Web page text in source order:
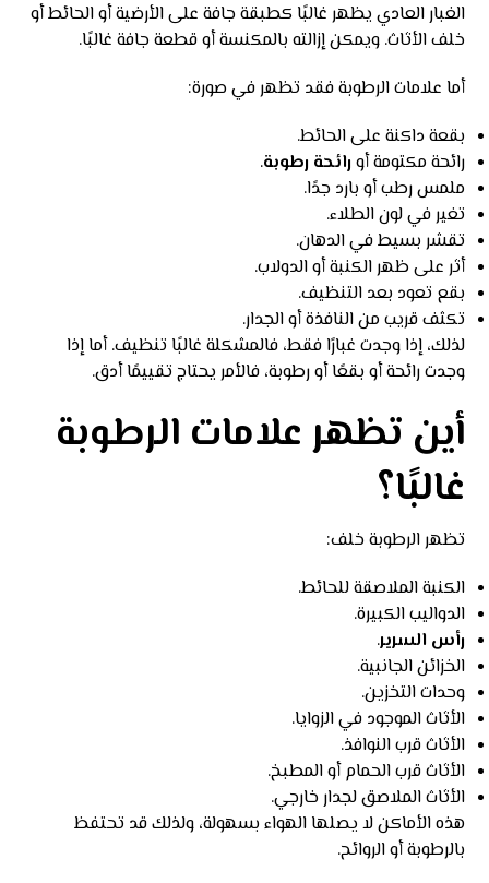
الغبار العادي يظهر غالبًا كطبقة جافة على الأرضية أو الحائط أو
خلف الأثاث. ويمكن إزالته بالمكنسة أو قطعة جافة غالبًا.
أما علامات الرطوبة فقد تظهر في صورة:
بقعة داكنة على الحائط.
رائحة مكتومة أو رائحة رطوبة.
ملمس رطب أو بارد جدًا.
تغير في لون الطلاء.
تقشر بسيط في الدهان.
أثر على ظهر الكنبة أو الدولاب.
بقع تعود بعد التنظيف.
تكثف قريب من النافذة أو الجدار.
لذلك، إذا وجدت غبارًا فقط، فالمشكلة غالبًا تنظيف. أما إذا
وجدت رائحة أو بقعًا أو رطوبة، فالأمر يحتاج تقييمًا أدق.
أين تظهر علامات الرطوبة
غالبًا؟
تظهر الرطوبة خلف:
الكنبة الملاصقة للحائط.
الدواليب الكبيرة.
رأس السرير.
الخزائن الجانبية.
وحدات التخزين.
الأثاث الموجود في الزوايا.
الأثاث قرب النوافذ.
الأثاث قرب الحمام أو المطبخ.
الأثاث الملاصق لجدار خارجي.
هذه الأماكن لا يصلها الهواء بسهولة، ولذلك قد تحتفظ
بالرطوبة أو الروائح.